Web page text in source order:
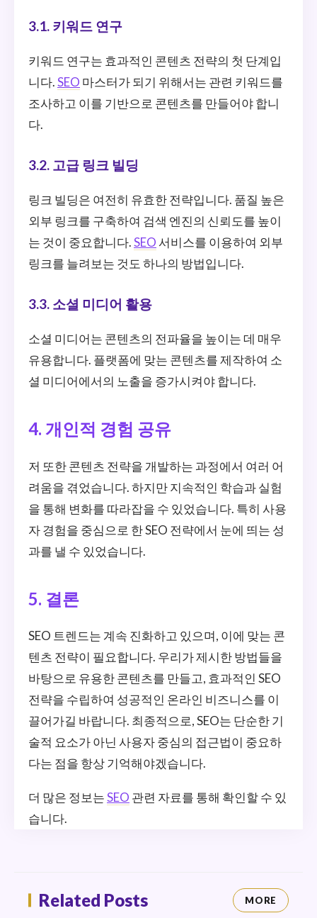
3.1. 키워드 연구
키워드 연구는 효과적인 콘텐츠 전략의 첫 단계입
니다.SEO 마스터가 되기 위해서는 관련 키워드를
조사하고 이를 기반으로 콘텐츠를 만들어야 합니
다.
3.2. 고급 링크 빌딩
링크 빌딩은 여전히 유효한 전략입니다. 품질 높은
외부 링크를 구축하여 검색 엔진의 신뢰도를 높이
는 것이 중요합니다.SEO 서비스를 이용하여 외부
링크를 늘려보는 것도 하나의 방법입니다.
3.3. 소셜 미디어 활용
소셜 미디어는 콘텐츠의 전파율을 높이는 데 매우
유용합니다. 플랫폼에 맞는 콘텐츠를 제작하여 소
셜 미디어에서의 노출을 증가시켜야 합니다.
4. 개인적 경험 공유
저 또한 콘텐츠 전략을 개발하는 과정에서 여러 어
려움을 겪었습니다. 하지만 지속적인 학습과 실험
을 통해 변화를 따라잡을 수 있었습니다. 특히 사용
자 경험을 중심으로 한 SEO 전략에서 눈에 띄는 성
과를 낼 수 있었습니다.
5. 결론
SEO 트렌드는 계속 진화하고 있으며, 이에 맞는 콘
텐츠 전략이 필요합니다. 우리가 제시한 방법들을
바탕으로 유용한 콘텐츠를 만들고, 효과적인 SEO
전략을 수립하여 성공적인 온라인 비즈니스를 이
끌어가길 바랍니다. 최종적으로, SEO는 단순한 기
술적 요소가 아닌 사용자 중심의 접근법이 중요하
다는 점을 항상 기억해야겠습니다.
더 많은 정보는SEO 관련 자료를 통해 확인할 수 있
습니다.
Related Posts MORE